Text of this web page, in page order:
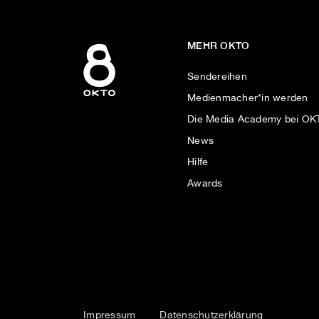
MEHR OKTO
Sendereihen
Medienmacher*in werden
Die Media Academy bei
News
Hilfe
Awards
Impressum Datenschutzerklärung